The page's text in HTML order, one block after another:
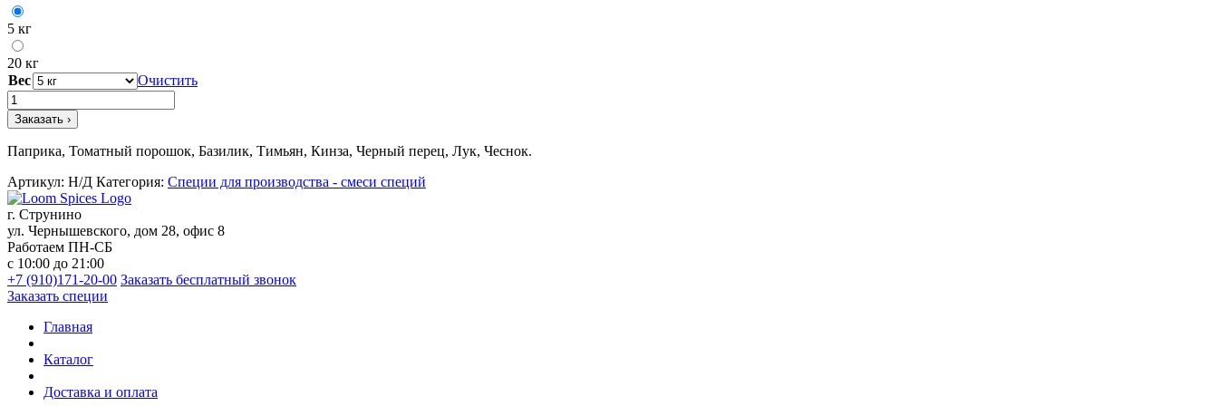
5 кг
20 кг
Вес
Очистить
Количество
товара
Приправа
для
мяса
№12
Универсальная
Заказать ›
Паприка, Томатный порошок, Базилик, Тимьян, Кинза, Черный перец, Лук, Чеснок.
Артикул: Н/Д Категория: Специи для производства - смеси специй
г. Струнино
ул. Чернышевского, дом 28, офис 8
Работаем ПН-СБ
с 10:00 до 21:00
+7 (910)171-20-00 Заказать бесплатный звонок
Заказать специи
Главная
Каталог
Доставка и оплата